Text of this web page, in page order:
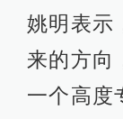
姚明表示
来的方向
一个高度